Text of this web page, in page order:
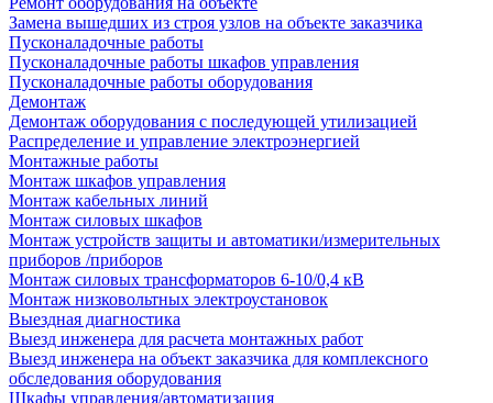
Замена вышедших из строя узлов на объекте заказчика
Пусконаладочные работы
Пусконаладочные работы шкафов управления
Пусконаладочные работы оборудования
Демонтаж
Демонтаж оборудования с последующей утилизацией
Распределение и управление электроэнергией
Монтажные работы
Монтаж шкафов управления
Монтаж кабельных линий
Монтаж силовых шкафов
Монтаж устройств защиты и автоматики/измерительных
приборов /приборов
Монтаж силовых трансформаторов 6-10/0,4 кВ
Монтаж низковольтных электроустановок
Выездная диагностика
Выезд инженера для расчета монтажных работ
Выезд инженера на объект заказчика для комплексного
обследования оборудования
Шкафы управления/автоматизация